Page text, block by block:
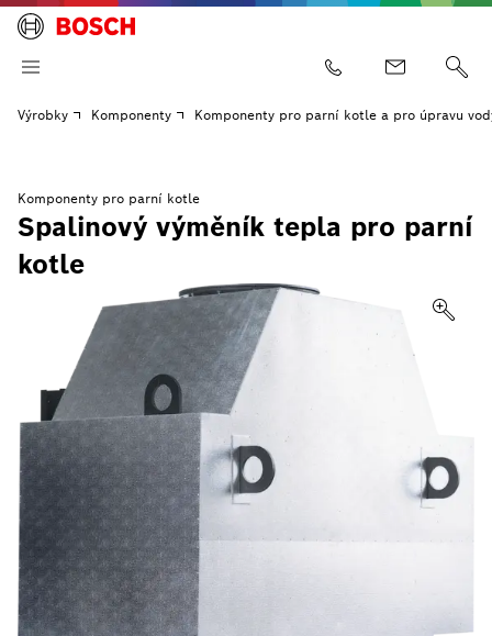
Výrobky Komponenty Komponenty pro parní kotle a pro úpravu
Komponenty pro parní kotle
Spalinový výměník tepla pro parní
kotle